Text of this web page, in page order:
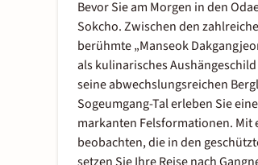
Bevor Sie am Morgen in den
Sokcho. Zwischen den
berühmte „Manseok
als kulinarisches
seine abwechslungsreichen
Sogeumgang-Tal erleben Sie
markanten Felsformationen. Mit
beobachten, die in den